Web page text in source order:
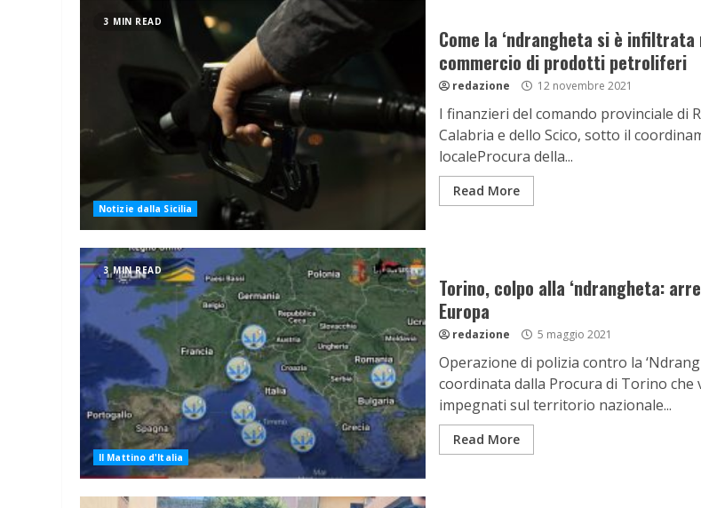
3 MIN READ
Notizie dalla Sicilia
Come la ‘ndrangheta si è infiltrata
commercio di prodotti petroliferi
redazione 12 novembre 2021
I finanzieri del comando provinciale di
Calabria e dello Scico, sotto il
localeProcura della...
Read More
3 MIN READ
Il Mattino d'Italia
Torino, colpo alla ‘ndrangheta:
Europa
redazione 5 maggio 2021
Operazione di polizia contro la
coordinata dalla Procura di Torino che
impegnati sul territorio nazionale...
Read More